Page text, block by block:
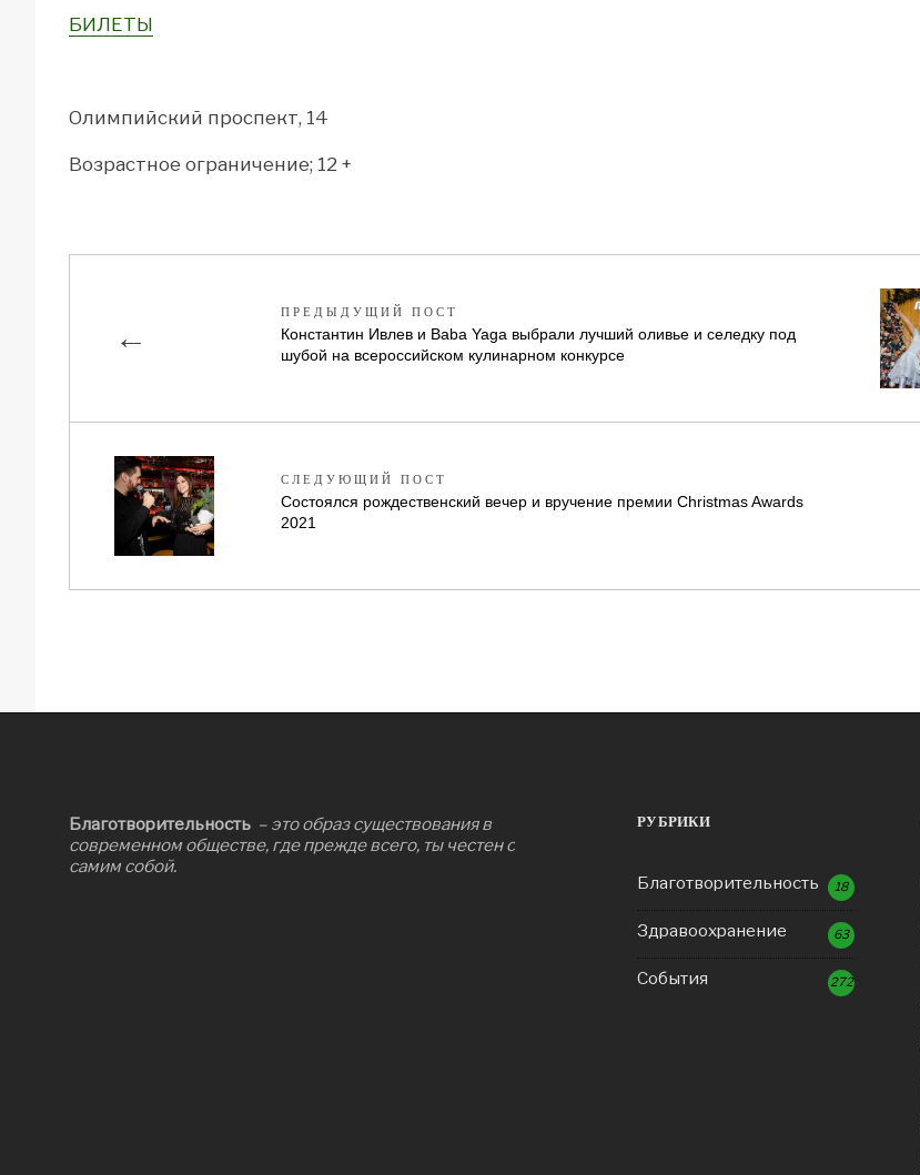
БИЛЕТЫ
Олимпийский проспект, 14
Возрастное ограничение; 12 +
←
ПРЕДЫДУЩИЙ ПОСТ
Константин Ивлев и Baba Yaga выбрали лучший оливье и селедку под
шубой на всероссийском кулинарном конкурсе
СЛЕДУЮЩИЙ ПОСТ
Состоялся рождественский вечер и вручение премии Сhristmas Awards
2021
Благотворительность – это образ существования в
современном обществе, где прежде всего, ты честен с
самим собой.
РУБРИКИ
Благотворительность 18
Здравоохранение 63
События 272